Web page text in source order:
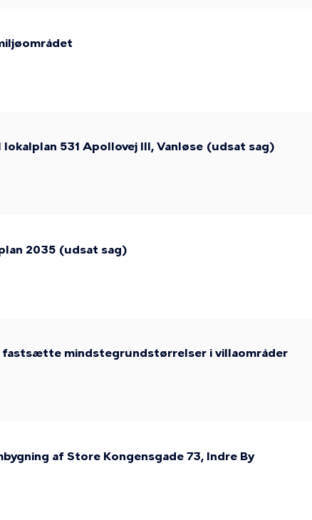
531 Apollovej III, Vanløse (udsat sag)
2035 (udsat sag)
mindstegrundstørrelser i villaområder
af Store Kongensgade 73, Indre By